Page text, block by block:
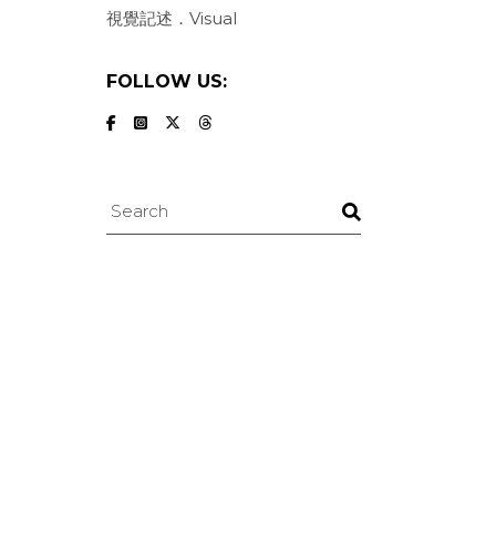
視覺記述．Visual
FOLLOW US:
Search